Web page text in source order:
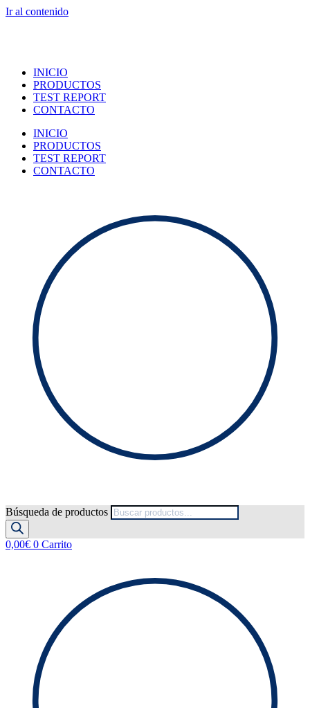
Ir al contenido
INICIO
PRODUCTOS
TEST REPORT
CONTACTO
INICIO
PRODUCTOS
TEST REPORT
CONTACTO
Búsqueda de productos
0,00€ 0 Carrito